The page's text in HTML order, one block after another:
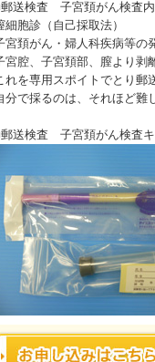
送検査 子宮頚がん検査
細胞診（自己採取法）
宮頚がん・婦人科疾病等の
宮腔、子宮頚部、膣より剥
れを専用スポイトでとり郵
分で採るのは、それほど難
送検査 子宮頚がん検査キ